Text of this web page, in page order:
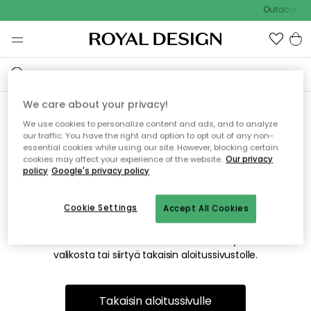
Outdoor
Emme valitettavasti löydä
etsimääsi sivua
Tämä voi johtua siitä, että sivua ei enää ole tai siitä, että se
on siirretty muualle. Pahoittelemme tästä mahdollisesti
valikosta tai siirtyä takaisin aloitussivustolle.
Takaisin aloitussivulle
We care about your privacy!
We use cookies to personalize content and ads, and to analyze
our traffic. You have the right and option to opt out of any non-
essential cookies while using our site. However, blocking certain
cookies may affect your experience of the website. Our privacy
policy Google's privacy policy
Accept All Cookies
Cookie Settings